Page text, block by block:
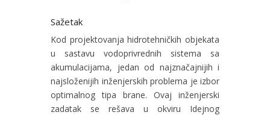
Sažetak
Kod projektovanja hidrotehničkih objekata
u sastavu vodoprivrednih sistema sa
akumulacijama, jedan od najznačajnijih i
najsloženijih inženjerskih problema je izbor
optimalnog tipa brane. Ovaj inženjerski
zadatak se rešava u okviru Idejnog